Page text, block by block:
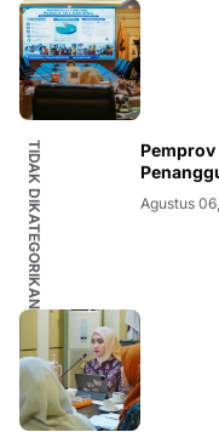
TIDAK DIKATEGORIKAN Agustus